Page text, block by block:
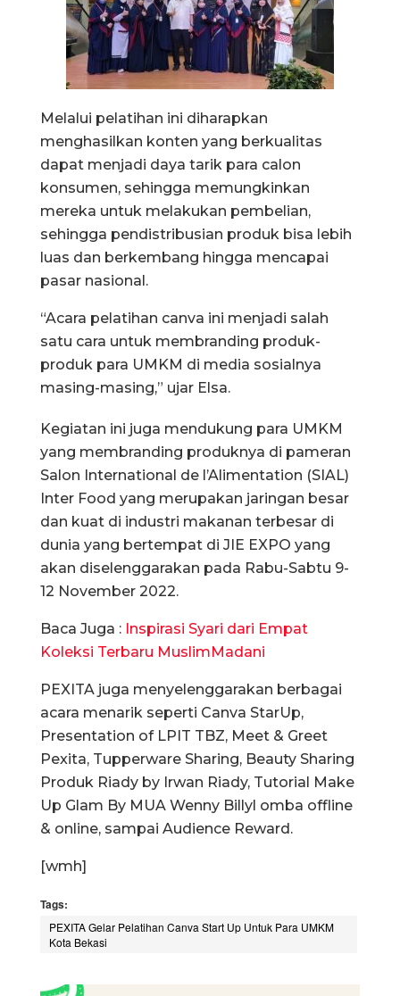
Melalui pelatihan ini diharapkan
menghasilkan konten yang berkualitas
dapat menjadi daya tarik para calon
konsumen, sehingga memungkinkan
mereka untuk melakukan pembelian,
sehingga pendistribusian produk bisa lebih
luas dan berkembang hingga mencapai
pasar nasional.
“Acara pelatihan canva ini menjadi salah
satu cara untuk membranding produk-
produk para UMKM di media sosialnya
masing-masing,” ujar Elsa.
Kegiatan ini juga mendukung para UMKM
yang membranding produknya di pameran
Salon International de l’Alimentation (SIAL)
Inter Food yang merupakan jaringan besar
dan kuat di industri makanan terbesar di
dunia yang bertempat di JIE EXPO yang
akan diselenggarakan pada Rabu-Sabtu 9-
12 November 2022.
Baca Juga : Inspirasi Syari dari Empat
Koleksi Terbaru MuslimMadani
PEXITA juga menyelenggarakan berbagai
acara menarik seperti Canva StarUp,
Presentation of LPIT TBZ, Meet & Greet
Pexita, Tupperware Sharing, Beauty Sharing
Produk Riady by Irwan Riady, Tutorial Make
Up Glam By MUA Wenny Billyl omba offline
& online, sampai Audience Reward.
[wmh]
Tags:
PEXITA Gelar Pelatihan Canva Start Up Untuk Para UMKM
Kota Bekasi